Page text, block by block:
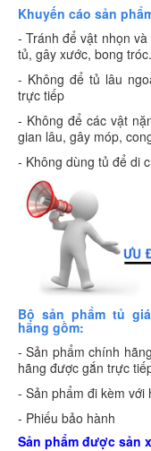
Khuyến cáo sản
- Tránh để vật nhọn
tủ, gây xước, bong tróc.
- Không để tủ lâu
trực tiếp
- Không để các vật
gian lâu, gây móp,
- Không dùng tủ để di
Bộ sản phẩm tủ
hãng gồm:
- Sản phẩm chính
hãng được gắn trực
- Sản phẩm đi kèm
- Phiếu bảo hành
Sản phẩm được sản